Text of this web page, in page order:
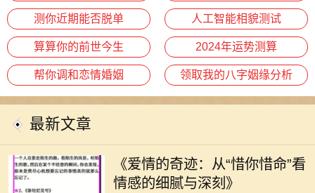
测你近期能否脱单 人工智能相貌测试
算算你的前世今生 2024年运势测算
帮你调和恋情婚姻 领取我的八字姻缘分析
最新文章
《爱情的奇迹：从“惜你惜命”看
情感的细腻与深刻》
越来越稀薄。然而，在某些情感的角
落，却依旧有一种深沉而细腻的情感
在悄然滋长。那就是“惜你惜命”。